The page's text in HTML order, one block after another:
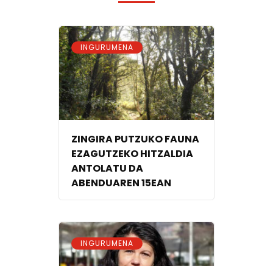
INGURUMENA
ZINGIRA PUTZUKO FAUNA
EZAGUTZEKO HITZALDIA
ANTOLATU DA
ABENDUAREN 15EAN
INGURUMENA